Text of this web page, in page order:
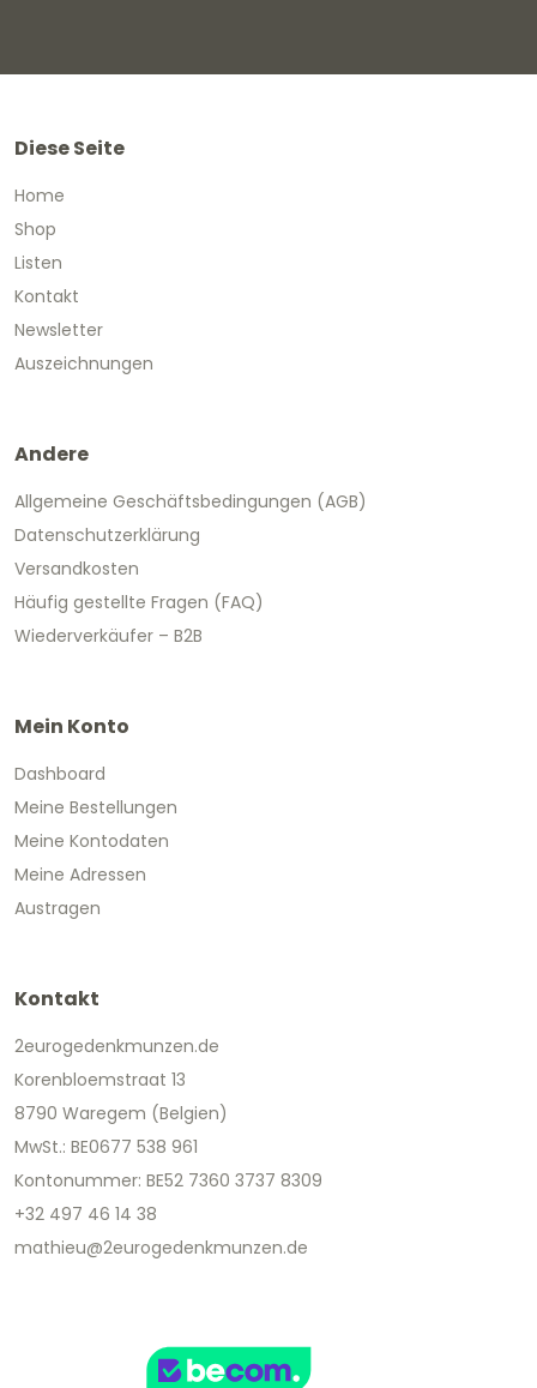
Diese Seite
Home
Shop
Listen
Kontakt
Newsletter
Auszeichnungen
Andere
Allgemeine Geschäftsbedingungen (AGB)
Datenschutzerklärung
Versandkosten
Häufig gestellte Fragen (FAQ)
Wiederverkäufer – B2B
Mein Konto
Dashboard
Meine Bestellungen
Meine Kontodaten
Meine Adressen
Austragen
Kontakt
2eurogedenkmunzen.de
Korenbloemstraat 13
8790 Waregem (Belgien)
MwSt.: BE0677 538 961
Kontonummer: BE52 7360 3737 8309
+32 497 46 14 38
mathieu@2eurogedenkmunzen.de